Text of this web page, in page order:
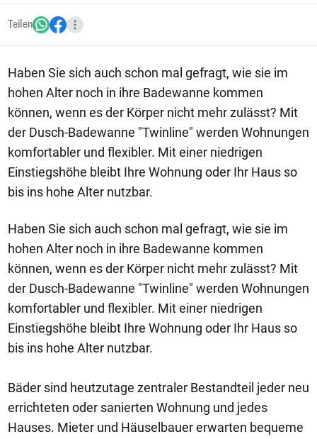
Teilen
Haben Sie sich auch schon mal gefragt, wie sie im
hohen Alter noch in ihre Badewanne kommen
können, wenn es der Körper nicht mehr zulässt? Mit
der Dusch-Badewanne "Twinline" werden Wohnungen
komfortabler und flexibler. Mit einer niedrigen
Einstiegshöhe bleibt Ihre Wohnung oder Ihr Haus so
bis ins hohe Alter nutzbar.
Haben Sie sich auch schon mal gefragt, wie sie im
hohen Alter noch in ihre Badewanne kommen
können, wenn es der Körper nicht mehr zulässt? Mit
der Dusch-Badewanne "Twinline" werden Wohnungen
komfortabler und flexibler. Mit einer niedrigen
Einstiegshöhe bleibt Ihre Wohnung oder Ihr Haus so
bis ins hohe Alter nutzbar.
Bäder sind heutzutage zentraler Bestandteil jeder neu
errichteten oder sanierten Wohnung und jedes
Hauses. Mieter und Häuselbauer erwarten bequeme